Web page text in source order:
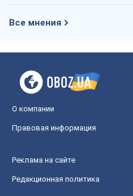
Все мнения
О компании
Правовая информация
Реклама на сайте
Редакционная политика